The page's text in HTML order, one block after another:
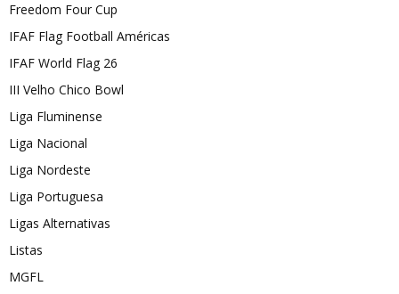
Freedom Four Cup
IFAF Flag Football Américas
IFAF World Flag 26
III Velho Chico Bowl
Liga Fluminense
Liga Nacional
Liga Nordeste
Liga Portuguesa
Ligas Alternativas
Listas
MGFL